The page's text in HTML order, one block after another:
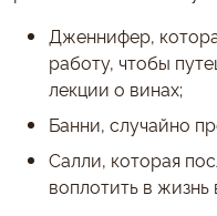
Дженнифер,
работу, чтобы
лекции о винах;
Банни, случайно
Салли, которая
воплотить в жизнь